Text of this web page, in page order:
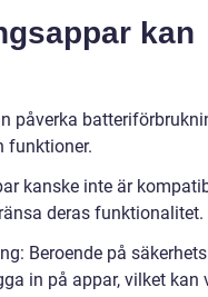
kan
påverka
funktioner.
kanske inte är
deras funktionalitet.
Beroende på
in på appar, vilket kan